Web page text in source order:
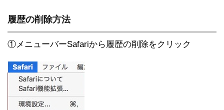
履歴の削除方法
①メニューバーSafariから履歴の削除をクリック